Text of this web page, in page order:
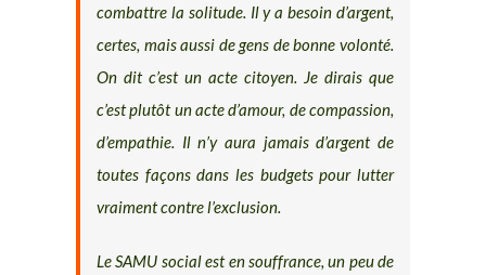
combattre la solitude. Il y a besoin d’argent,
certes, mais aussi de gens de bonne volonté.
On dit c’est un acte citoyen. Je dirais que
c’est plutôt un acte d’amour, de compassion,
d’empathie. Il n’y aura jamais d’argent de
toutes façons dans les budgets pour lutter
vraiment contre l’exclusion.
Le SAMU social est en souffrance, un peu de